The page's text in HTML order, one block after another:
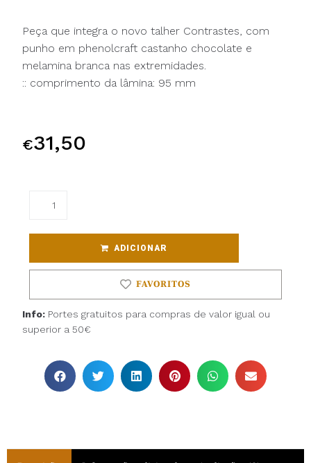
Peça que integra o novo talher Contrastes, com
punho em phenolcraft castanho chocolate e
melamina branca nas extremidades.
:: comprimento da lâmina: 95 mm
€31,50
ADICIONAR
FAVORITOS
Info: Portes gratuitos para compras de valor igual ou
superior a 50€